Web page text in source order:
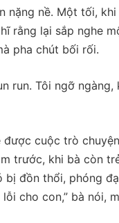
nặng nề. Một tối,
rằng lại sắp nghe
pha chút bối rối.
run. Tôi ngỡ
cuộc trò
trước, khi bà còn
đồn thổi, phóng
cho con,” bà nói,